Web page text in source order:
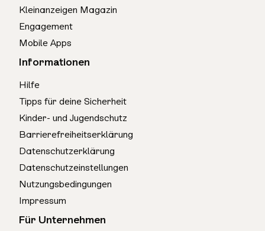
Kleinanzeigen Magazin
Engagement
Mobile Apps
Informationen
Hilfe
Tipps für deine Sicherheit
Kinder- und Jugendschutz
Barrierefreiheitserklärung
Datenschutzerklärung
Datenschutzeinstellungen
Nutzungsbedingungen
Impressum
Für Unternehmen